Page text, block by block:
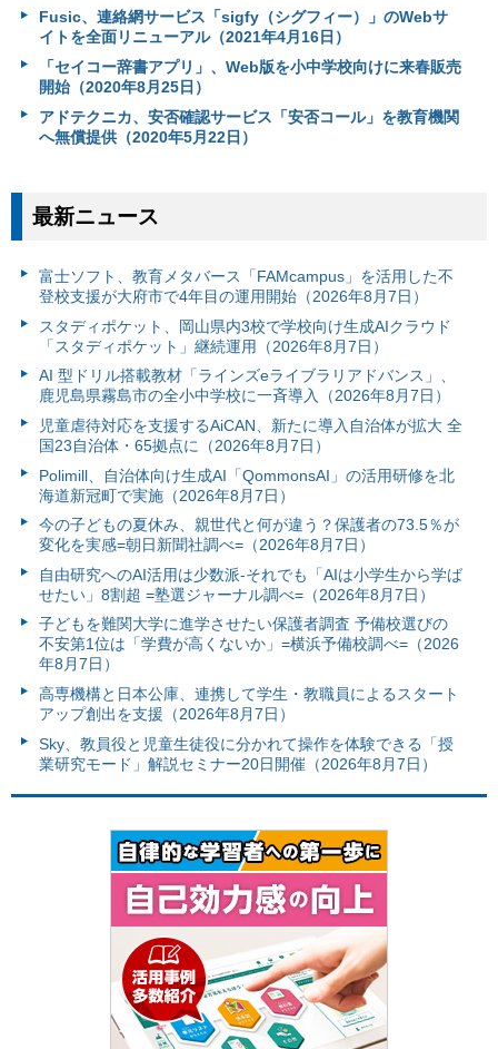
Fusic、連絡網サービス「sigfy（シグフィー）」のWebサ
イトを全面リニューアル（2021年4月16日）
「セイコー辞書アプリ」、Web版を小中学校向けに来春販売
開始（2020年8月25日）
アドテクニカ、安否確認サービス「安否コール」を教育機関
へ無償提供（2020年5月22日）
最新ニュース
富⼠ソフト、教育メタバース「FAMcampus」を活用した不
登校支援が大府市で4年目の運用開始（2026年8月7日）
スタディポケット、岡山県内3校で学校向け生成AIクラウド
「スタディポケット」継続運用（2026年8月7日）
AI 型ドリル搭載教材「ラインズeライブラリアドバンス」、
鹿児島県霧島市の全小中学校に一斉導入（2026年8月7日）
児童虐待対応を支援するAiCAN、新たに導入自治体が拡大 全
国23自治体・65拠点に（2026年8月7日）
Polimill、自治体向け生成AI「QommonsAI」の活用研修を北
海道新冠町で実施（2026年8月7日）
今の子どもの夏休み、親世代と何が違う？保護者の73.5％が
変化を実感=朝日新聞社調べ=（2026年8月7日）
自由研究へのAI活用は少数派-それでも「AIは小学生から学ば
せたい」8割超 =塾選ジャーナル調べ=（2026年8月7日）
子どもを難関大学に進学させたい保護者調査 予備校選びの
不安第1位は「学費が高くないか」=横浜予備校調べ=（2026
年8月7日）
高専機構と日本公庫、連携して学生・教職員によるスタート
アップ創出を支援（2026年8月7日）
Sky、教員役と児童生徒役に分かれて操作を体験できる「授
業研究モード」解説セミナー20日開催（2026年8月7日）